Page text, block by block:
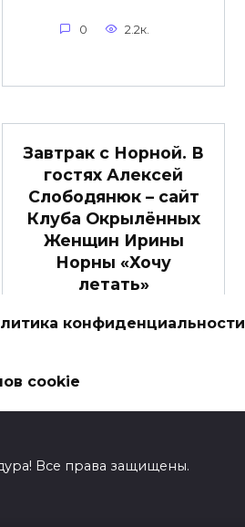
0 2.2к.
Завтрак с Норной. В
гостях Алексей
Слободянюк – сайт
Клуба Окрылённых
Женщин Ирины
Норны «Хочу
летать»
тем женщинам, которые
конфиденциальности
cookie
Все права защищены.